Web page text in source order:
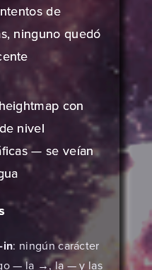
de
ninguno quedó
con
nivel
— se veían
in: ningún carácter
— la →, la — y las